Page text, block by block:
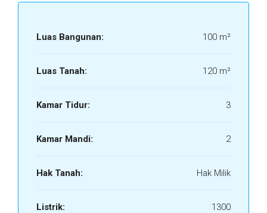
Luas Bangunan: 100 m²
Luas Tanah: 120 m²
Kamar Tidur: 3
Kamar Mandi: 2
Hak Tanah: Hak Milik
Listrik: 1300